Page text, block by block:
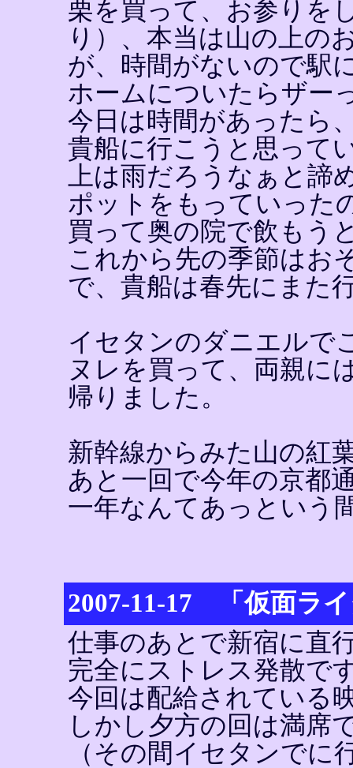
栗を買って、お参りを
り）、本当は山の上の
が、時間がないので駅
ホームについたらザー
今日は時間があったら
貴船に行こうと思って
上は雨だろうなぁと諦
ポットをもっていった
買って奥の院で飲もう
これから先の季節はお
で、貴船は春先にまた
イセタンのダニエルで
ヌレを買って、両親に
帰りました。
新幹線からみた山の紅
あと一回で今年の京都
一年なんてあっという
2007-11-17 「仮面ラ
仕事のあとで新宿に直
完全にストレス発散で
今回は配給されている
しかし夕方の回は満席
（その間イセタンでに